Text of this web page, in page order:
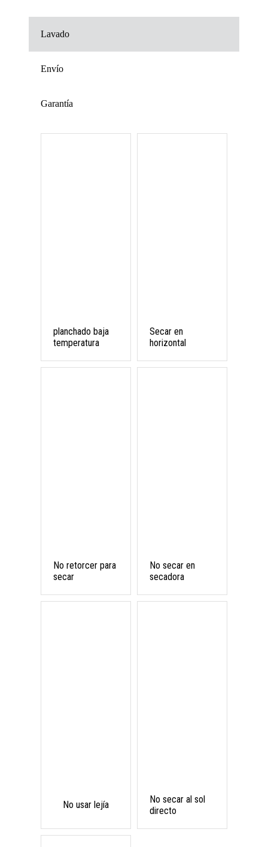
Lavado
Envío
Garantía
planchado baja
temperatura
Secar en
horizontal
No retorcer para
secar
No secar en
secadora
No usar lejía
No secar al sol
directo